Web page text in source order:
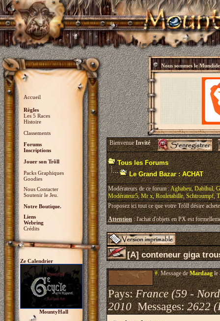
Accueil
Règles
Les 5 Races
Histoire
Classements
Forums
Inscriptions
Jouer son Trõll
Packs Graphiques
Goodies
Nous Contacter
Soutenir le Jeu.
Notre Boutique.
Liens
Webring
Crédits
Ze Calendrier
MountyHall
Nous sommes le
BienvenueInvité
Tous les Forums
Le Grand Bazar : ACHAT
Modérateurs de ce forum :Aghabeu,Dabihul,
Modérateur5,Mr x,Rouletabille,Schtroumpf,
Proposez ici tout ce que votre Trõll désire
Attention: l'achat d'objets en PX est
[A] conteneur giga
#.Message deMardaagle
Pays:France (59 -
2010Messages:2622